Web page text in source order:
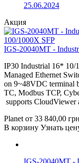
25.06.2024
Акция
IGS-20040MT -
IP30 Industrial 16* 10/
Managed Ethernet
on 9~48VDC terminal
TC, Modbus TCP,
supports
Planet от 33 840,00 грн
В корзину Узнать
IGS-20040MT -